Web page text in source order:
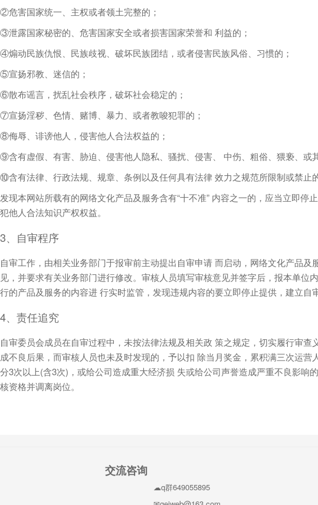
②危害国家统一、主权或者领土完整的；
③泄露国家秘密的、危害国家安全或者损害国家荣誉和 利益的；
④煽动民族仇恨、民族歧视、破坏民族团结，或者侵害民族风俗、习惯的；
⑤宣扬邪教、迷信的；
⑥散布谣言，扰乱社会秩序，破坏社会稳定的；
⑦宣扬淫秽、色情、赌博、暴力、或者教唆犯罪的；
⑧侮辱、诽谤他人，侵害他人合法权益的；
⑨含有虚假、有害、胁迫、侵害他人隐私、骚扰、侵害、 中伤、粗俗、猥亵、或
⑩含有法律、行政法规、规章、条例以及任何具有法律 效力之规范所限制或禁止
发现本网站所载有的网络文化产品及服务含有“十不准” 内容之一的，应当立即
犯他人合法知识产权权益。
3、自审程序
自审工作，由相关业务部门于报审前主动提出自审申请 而启动，网络文化产品
见，并要求有关业务部门进行修改。审核人员填写审核意见并签字后，报本单
行的产品及服务的内容进 行实时监管，发现违规内容的要立即停止提供，建立
4、责任追究
自审委员会成员在自审过程中，未按法律法规及相关政 策之规定，切实履行审
成不良后果，而审核人员也未及时发现的，予以扣 除当月奖金，累积满三次运
分3次以上(含3次)，或给公司造成重大经济损 失或给公司声誉造成严重不良影
核资格并调离岗位。
交流咨询
q群649055895